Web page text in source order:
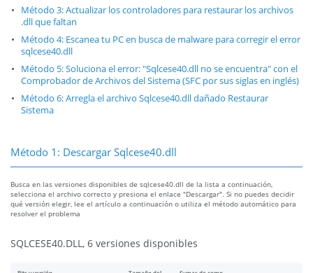
Método 3: Actualizar los controladores para restaurar los archivos
.dll que faltan
Método 4: Escanea tu PC en busca de malware para corregir el error
sqlcese40.dll
Método 5: Soluciona el error: "Sqlcese40.dll no se encuentra" con el
Comprobador de Archivos del Sistema (SFC por sus siglas en inglés)
Método 6: Arregla el archivo Sqlcese40.dll dañado Restaurar
Sistema
Método 1: Descargar Sqlcese40.dll
Busca en las versiones disponibles de sqlcese40.dll de la lista a continuación,
selecciona el archivo correcto y presiona el enlace "Descargar". Si no puedes decidir
qué versión elegir, lee el artículo a continuación o utiliza el método automático para
resolver el problema
SQLCESE40.DLL, 6 versiones disponibles